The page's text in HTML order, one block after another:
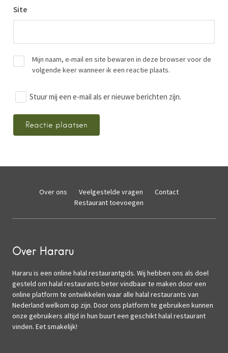
Site
Mijn naam, e-mail en site bewaren in deze browser voor de
volgende keer wanneer ik een reactie plaats.
Stuur mij een e-mail als er nieuwe berichten zijn.
Over ons Veelgestelde vragen
Contact
Restaurant toevoegen
Over Hararu
Hararu is een online halal restaurantgids. Wij hebben ons als doel
gesteld om halal restaurants beter vindbaar te maken door een
online platform te ontwikkelen waar alle halal restaurants van
Nederland welkom op zijn. Door ons platform te gebruiken kunnen
onze gebruikers altijd in hun buurt een geschikt halal restaurant
vinden. Eet smakelijk!